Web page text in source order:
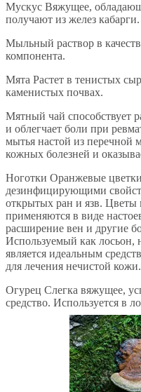
Мускус Вяжущее,
получают из желез кабарги.
Мыльный раствор в
компонента.
Мята Растет в тенистых
каменистых почвах.
Мятный чай способствует
и облегчает боли при
мытья настой из перечной
кожных болезней и
Ноготки Оранжевые цветки
дезинфицирующими
открытых ран и язв.
применяются в виде
расширение вен и другие
Используемый как лосьон,
является идеальным
для лечения нечистой кожи.
Огурец Слегка вяжущее,
средство. Используется в